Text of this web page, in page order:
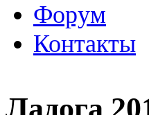
Форум
Контакты